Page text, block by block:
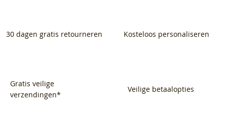
30 dagen gratis retourneren Kosteloos personaliseren
Gratis veilige
verzendingen*
Veilige betaalopties